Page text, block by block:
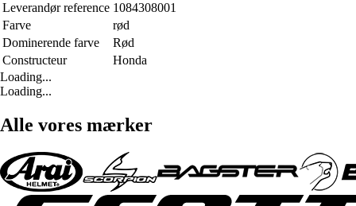
Leverandør reference 1084308001
Farve
rød
Dominerende farve
Rød
Constructeur
Honda
Loading...
Loading...
Alle vores mærker